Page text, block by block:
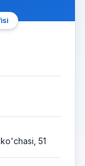
51